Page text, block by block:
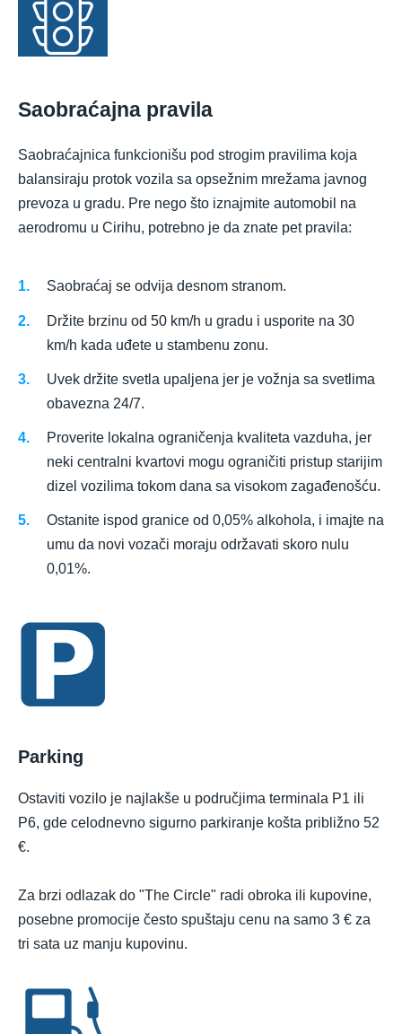
Saobraćajna pravila
Saobraćajnica funkcionišu pod strogim pravilima koja
balansiraju protok vozila sa opsežnim mrežama javnog
prevoza u gradu. Pre nego što iznajmite automobil na
aerodromu u Cirihu, potrebno je da znate pet pravila:
Saobraćaj se odvija desnom stranom.
Držite brzinu od 50 km/h u gradu i usporite na 30
km/h kada uđete u stambenu zonu.
Uvek držite svetla upaljena jer je vožnja sa svetlima
obavezna 24/7.
Proverite lokalna ograničenja kvaliteta vazduha, jer
neki centralni kvartovi mogu ograničiti pristup starijim
dizel vozilima tokom dana sa visokom zagađenošću.
Ostanite ispod granice od 0,05% alkohola, i imajte na
umu da novi vozači moraju održavati skoro nulu
0,01%.
Parking
Ostaviti vozilo je najlakše u područjima terminala P1 ili
P6, gde celodnevno sigurno parkiranje košta približno 52
€.
Za brzi odlazak do "The Circle" radi obroka ili kupovine,
posebne promocije često spuštaju cenu na samo 3 € za
tri sata uz manju kupovinu.